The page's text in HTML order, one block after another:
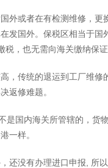
外或者在有检测维修，更
发国外。保税区相当于国
，也无需向海关缴纳保证
，传统的退运到工厂维修
返修难题。
国内海关所管辖的，货
一样。
还没有办理进口申报, 所